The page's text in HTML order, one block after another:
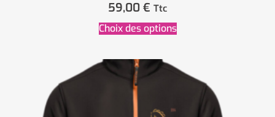
59,00 € Ttc
Choix des options